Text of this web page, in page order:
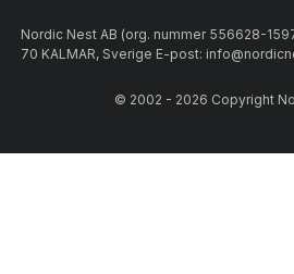
Nordic Nest AB (org. nummer 556628-
70 KALMAR, Sverige E-post:
© 2002 - 2026 Copyright